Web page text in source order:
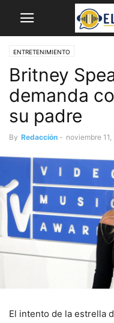
ENTRETENIMIENTO
Britney
demanda
su padre
By Redacción - noviembre
El intento de la estrella